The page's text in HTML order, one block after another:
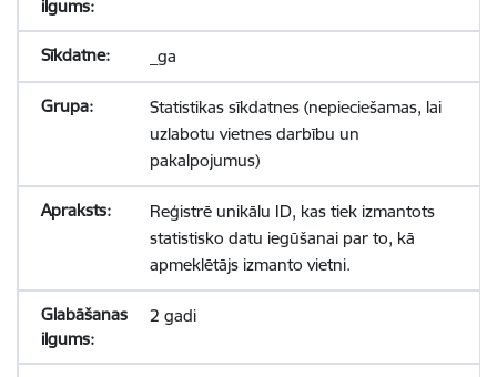
_ga
Statistikas sīkdatnes (nepieciešamas, lai
uzlabotu vietnes darbību un
pakalpojumus)
Reģistrē unikālu ID, kas tiek izmantots
statistisko datu iegūšanai par to, kā
apmeklētājs izmanto vietni.
2 gadi